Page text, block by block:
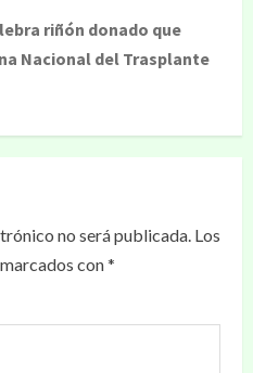
riñón donado que
Nacional del Trasplante
no será publicada. Los
con*